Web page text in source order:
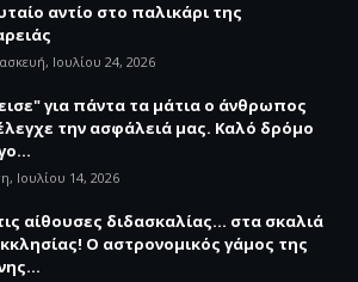
αντίο στο παλικάρι της
Ιουλίου 24, 2026
για πάντα τα μάτια ο άνθρωπος
την ασφάλειά μας. Καλό δρόμο
Ιουλίου 14, 2026
αίθουσες διδασκαλίας… στα σκαλιά
Ο αστρονομικός γάμος της